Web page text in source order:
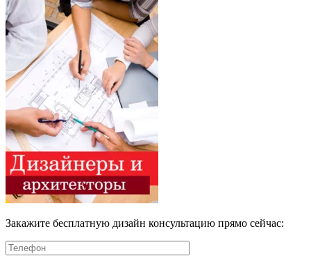
Закажите бесплатную дизайн консультацию прямо сейчас: